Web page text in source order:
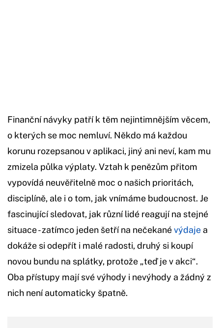
Finanční návyky patří k těm nejintimnějším věcem,
o kterých se moc nemluví. Někdo má každou
korunu rozepsanou v aplikaci, jiný ani neví, kam mu
zmizela půlka výplaty. Vztah k penězům přitom
vypovídá neuvěřitelně moc o našich prioritách,
disciplíně, ale i o tom, jak vnímáme budoucnost. Je
fascinující sledovat, jak různí lidé reagují na stejné
situace - zatímco jeden šetří na nečekanévýdaje a
dokáže si odepřít i malé radosti, druhý si koupí
novou bundu na splátky, protože „teď je v akci“.
Oba přístupy mají své výhody i nevýhody a žádný z
nich není automaticky špatně.